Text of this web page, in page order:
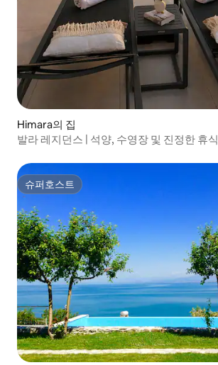
Himara의 집
발라 레지던스 | 석양, 수영장 및 진정한 휴식
슈퍼호스트
슈퍼호스트